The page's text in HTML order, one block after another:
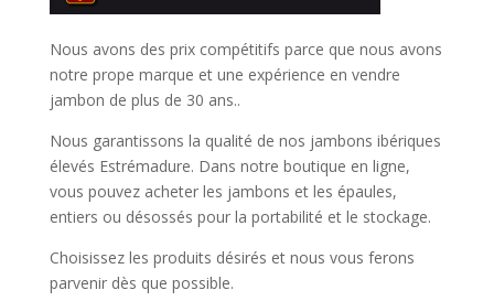
Nous avons des prix compétitifs parce que nous avons
notre prope marque et une expérience en vendre
jambon de plus de 30 ans..
Nous garantissons la qualité de nos jambons ibériques
élevés Estrémadure. Dans notre boutique en ligne,
vous pouvez acheter les jambons et les épaules,
entiers ou désossés pour la portabilité et le stockage.
Choisissez les produits désirés et nous vous ferons
parvenir dès que possible.